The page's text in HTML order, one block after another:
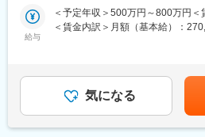
来る
今回のポジションは新しい組織の
題解決する業務の幅を広げていく
技術の知識だけでなく、公共領域
■業務の詳細：
・顧客課題解決やニーズを満たす
等のイベントを有効活用
・該当エリアの支社一般営業や超
給与
＜予定年収＞500万円～800万円
＜賃金内訳＞月額（基本給）：
目安の金額であり、選考を通じて
給(月額)は固定手当を含めた表記で
気になる